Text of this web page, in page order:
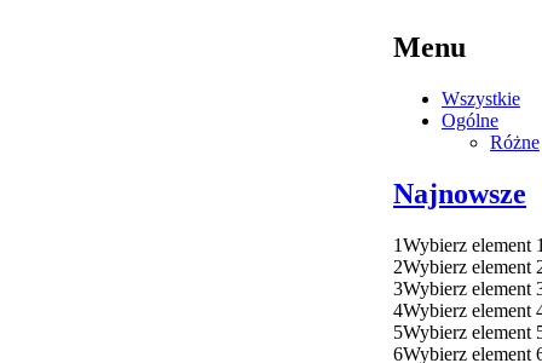
Menu
Wszystkie
Ogólne
Różne
Najnowsze
1Wybierz element
2Wybierz element
3Wybierz element
4Wybierz element
5Wybierz element
6Wybierz element